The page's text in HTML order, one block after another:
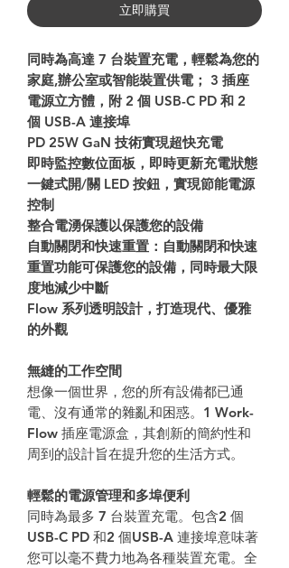
立即購買
同時為高達 7 台裝置充電，輕鬆為您的
家庭,辦公室或智能裝置供電； 3 插座
電源立方體，附 2 個 USB-C PD 和 2
個 USB-A 連接埠
PD 25W GaN 技術實現超快充電
即時監控數位面板，即時更新充電狀態
一鍵式開/關 LED 按鈕，實現節能電源
控制
整合電湧保護以保護您的設備
自動關閉和快速重置：自動關閉和快速
重置功能可保護您的設備，同時最大限
度地減少中斷
Flow 系列透明設計，打造現代、優雅
的外觀
無縫的工作空間
想像一個世界，您的所有設備都已通
電、沒有通常的雜亂和困惑。1 Work-
Flow 插座電源盒，其創新的簡約性和
周到的設計旨在提升您的生活方式。
輕鬆的電源管理和多埠便利
同時為最多 7 台裝置充電。包含2 個
USB-C PD 和2 個USB-A 連接埠意味著
您可以毫不費力地為各種裝置充電。全